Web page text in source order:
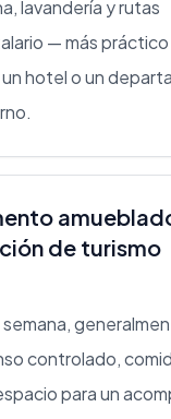
lavandería y rutas
— más
hotel o un
de turismo
controlado,
para un